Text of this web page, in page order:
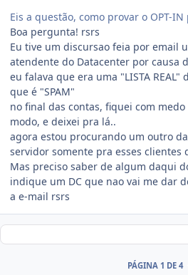
Eis a questão, como provar o OPT-
Boa pergunta! rsrs
Eu tive um discursao feia por email
atendente do Datacenter por causa
eu falava que era uma "LISTA REAL"
que é "SPAM"
no final das contas, fiquei com
modo, e deixei pra lá..
agora estou procurando um outro
servidor somente pra esses clientes
Mas preciso saber de algum daqui
indique um DC que nao vai me dar
a e-mail rsrs
PÁGINA 1 DE 4